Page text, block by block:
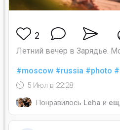
2
Летний вечер в Зарядье.
#moscow #russia #photo
5 Июл в 22:28
Понравилось Leha и